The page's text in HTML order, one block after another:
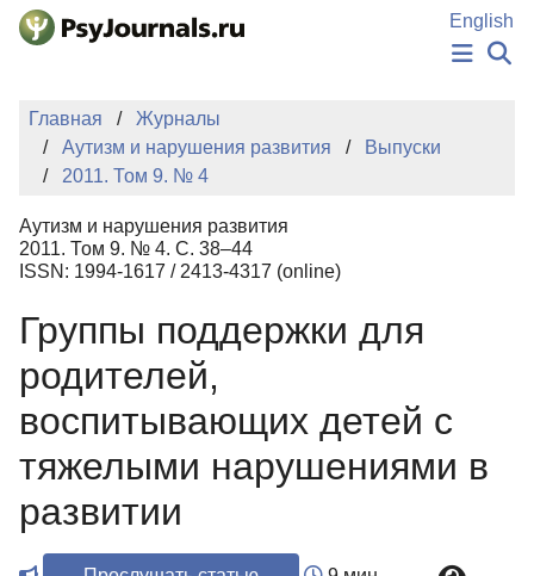
Перейти к основному содержанию
English
НОВОСТИ
АВТОРЫ
КЛЮЧЕВЫЕ СЛОВА
Регистрация
Главная
Журналы
Аутизм и нарушения развития
Выпуски
2011. Том 9. № 4
Аутизм и нарушения развития
2011. Том 9. № 4. С. 38–44
ISSN: 1994-1617 / 2413-4317 (online)
Группы поддержки для
родителей,
воспитывающих детей с
тяжелыми нарушениями в
развитии